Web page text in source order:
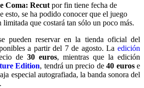
Coma: Recut por fin tiene fecha de
esto, se ha podido conocer que el juego
que costará tan sólo un poco más.
pueden reservar en la tienda oficial del
a partir del 7 de agosto. La edición
de 30 euros, mientras que la edición
Edition, tendrá un precio de40 eurose
especial autografiada, la banda sonora del